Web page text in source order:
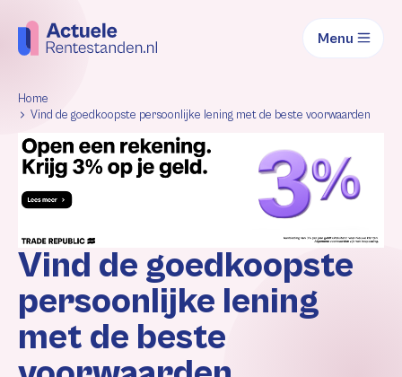
Menu
Home
Vind de goedkoopste persoonlijke lening met de beste voorwaarden
Vind de goedkoopste
persoonlijke lening
met de beste